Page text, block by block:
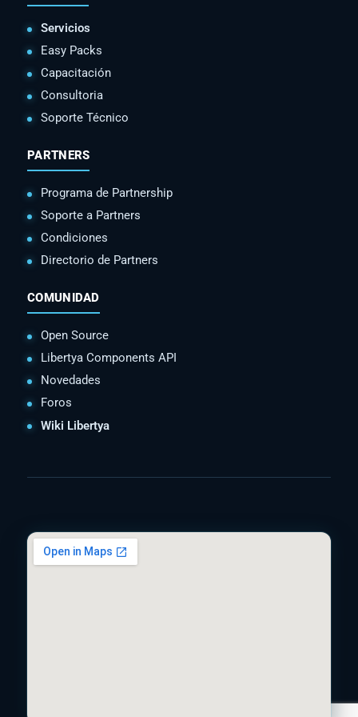
Servicios
Easy Packs
Capacitación
Consultoria
Soporte Técnico
PARTNERS
Programa de Partnership
Soporte a Partners
Condiciones
Directorio de Partners
COMUNIDAD
Open Source
Libertya Components API
Novedades
Foros
Wiki Libertya